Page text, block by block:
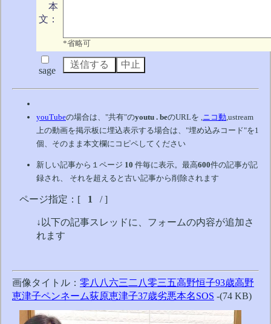
本
文：
*省略可
sage
youTubeの場合は、"共有"のyoutu . beのURLを , ニコ動 ,ustream
上の動画を掲示板に埋込表示する場合は、"埋め込みコード"を1
個、そのまま本文欄にコピペしてください
新しい記事から１ページ 10 件毎に表示。最高600件の記事が記
録され、 それを超えると古い記事から削除されます
ページ指定：[ 1 / ]
↓以下の記事スレッドに、フォームの内容が追加さ
れます
画像タイトル： 零八八六三二八零三五高野恒子93歳高野
恵津子ペンネーム荻原恵津子37歳劣悪本名SOS -(74 KB)